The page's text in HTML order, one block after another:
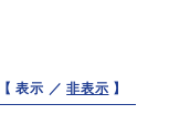
【 表示 ／非表示 】